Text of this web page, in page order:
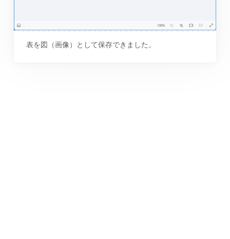
表を図（画像）として保存できました。